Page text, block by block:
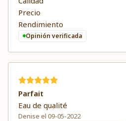
Precio
Rendimiento
Opinión verificada
Parfait
Eau de qualité
Denise el 09-05-2022